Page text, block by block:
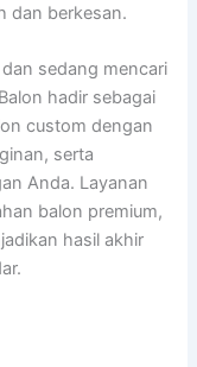
dan berkesan.
sedang mencari
hadir sebagai
custom dengan
serta
Anda. Layanan
balon premium,
hasil akhir